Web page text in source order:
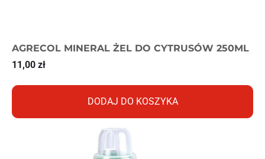
AGRECOL MINERAL ŻEL DO CYTRUSÓW 250ML
11,00 zł
DODAJ DO KOSZYKA